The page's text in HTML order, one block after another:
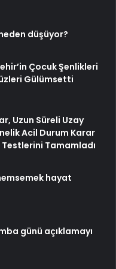
düşüyor?
Çocuk Şenlikleri
Gülümsetti
Uzun Süreli Uzay
Acil Durum Karar
Tamamladı
hayat
günü açıklamayı